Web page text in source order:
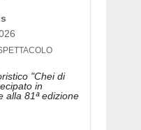
"Chei di
in
alla 81ª edizione